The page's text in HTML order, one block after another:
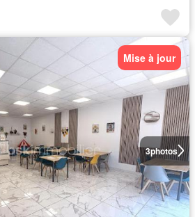
3photos
Mise à jour